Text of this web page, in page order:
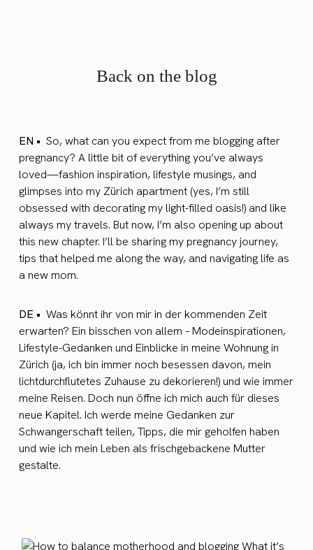
Back on the blog
EN • So, what can you expect from me blogging after
pregnancy? A little bit of everything you’ve always
loved—fashion inspiration, lifestyle musings, and
glimpses into my Zürich apartment (yes, I’m still
obsessed with decorating my light-filled oasis!) and like
always my travels. But now, I’m also opening up about
this new chapter. I’ll be sharing my pregnancy journey,
tips that helped me along the way, and navigating life as
a new mom.
DE • Was könnt ihr von mir in der kommenden Zeit
erwarten? Ein bisschen von allem – Modeinspirationen,
Lifestyle-Gedanken und Einblicke in meine Wohnung in
Zürich (ja, ich bin immer noch besessen davon, mein
lichtdurchflutetes Zuhause zu dekorieren!) und wie immer
meine Reisen. Doch nun öffne ich mich auch für dieses
neue Kapitel. Ich werde meine Gedanken zur
Schwangerschaft teilen, Tipps, die mir geholfen haben
und wie ich mein Leben als frischgebackene Mutter
gestalte.